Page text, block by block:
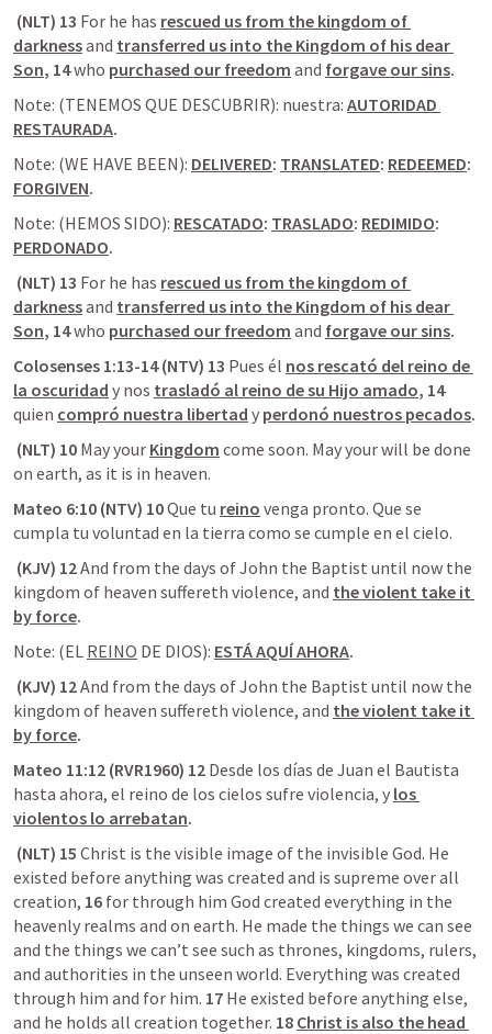
(NLT) 13 For he has rescued us from the kingdom of
darkness and transferred us into the Kingdom of his dear
Son, 14 who purchased our freedom and forgave our sins.
Note: (TENEMOS QUE DESCUBRIR): nuestra: AUTORIDAD
RESTAURADA.
Note: (WE HAVE BEEN): DELIVERED: TRANSLATED: REDEEMED
FORGIVEN.
Note: (HEMOS SIDO): RESCATADO: TRASLADO: REDIMIDO
PERDONADO.
(NLT) 13 For he has rescued us from the kingdom of
darkness and transferred us into the Kingdom of his dear
Son, 14 who purchased our freedom and forgave our sins.
Colosenses 1:13-14 (NTV) 13 Pues él nos rescató del reino de
la oscuridad y nos trasladó al reino de su Hijo amado
, 14
quien compró nuestra libertad y perdonó nuestros pecados.
(NLT) 10 May your Kingdom come soon. May your will be done
on earth, as it is in heaven.
Mateo 6:10 (NTV) 10 Que tu reino venga pronto. Que se
cumpla tu voluntad en la tierra como se cumple en el cielo.
(KJV) 12 And from the days of John the Baptist until now the
kingdom of heaven suffereth violence, and the violent take it
by force.
Note: (EL REINO DE DIOS): ESTÁ AQUÍ AHORA.
(KJV) 12 And from the days of John the Baptist until now the
kingdom of heaven suffereth violence, and the violent take it
by force.
Mateo 11:12 (RVR1960) 12 Desde los días de Juan el Bautista
hasta ahora, el reino de los cielos sufre violencia, y los
violentos lo arrebatan.
(NLT) 15 Christ is the visible image of the invisible God. He
existed before anything was created and is supreme over all
creation, 16 for through him God created everything in the
heavenly realms and on earth. He made the things we can see
and the things we can’t see such as thrones, kingdoms, rulers,
and authorities in the unseen world. Everything was created
through him and for him. 17 He existed before anything else,
and he holds all creation together. 18 Christ is also the head